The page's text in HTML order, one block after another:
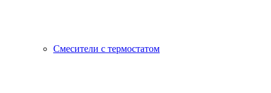
Смесители с термостатом